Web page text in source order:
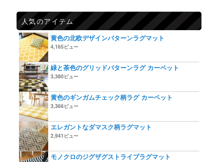
人気のアイテム
黄色の北欧デザインパターンラグマット
4,165ビュー
緑と茶色のグリッドパターンラグ カーペット
3,380ビュー
黄色のギンガムチェック柄ラグ カーペット
3,366ビュー
エレガントなダマスク柄ラグマット
2,941ビュー
モノクロのジグザグストライプラグマット